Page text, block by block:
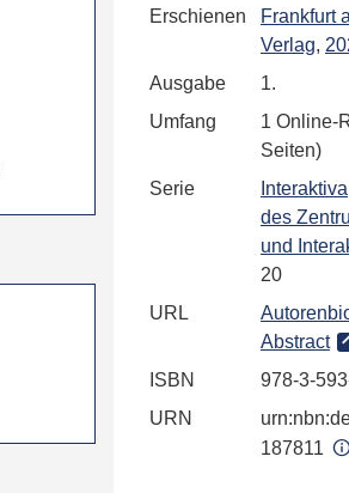
Erschienen
Frankfurt
Verlag,
Ausgabe
1.
Umfang
1 Online-
Seiten)
Serie
des
und
20
URL
Abstract
ISBN
978-3-
URN
187811